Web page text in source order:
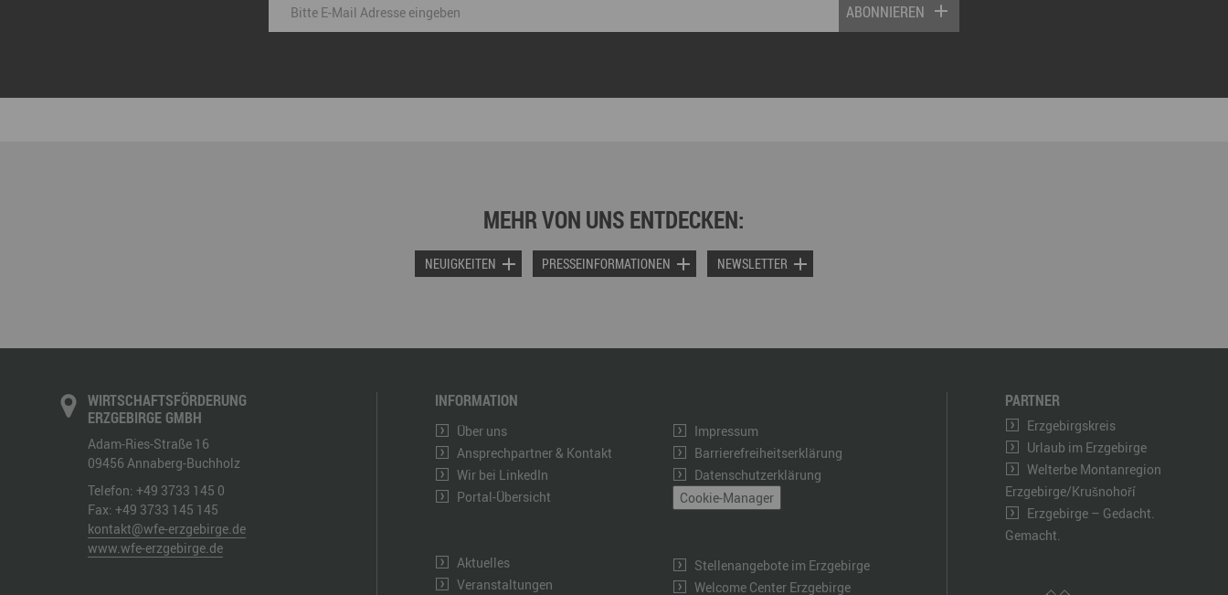
ABONNIEREN
MEHR VON UNS ENTDECKEN:
NEUIGKEITEN PRESSEINFORMATIONEN NEWSLETTER
WIRTSCHAFTSFÖRDERUNG
ERZGEBIRGE GMBH
Adam-Ries-Straße 16
09456 Annaberg-Buchholz
Telefon: +49 3733 145 0
Fax: +49 3733 145 145
kontakt@wfe-erzgebirge.de
www.wfe-erzgebirge.de
INFORMATION
Über uns
Ansprechpartner & Kontakt
Wir bei LinkedIn
Portal-Übersicht
Aktuelles
Veranstaltungen
Impressum
Barrierefreiheitserklärung
Datenschutzerklärung
Cookie-Manager
Stellenangebote im Erzgebirge
Welcome Center Erzgebirge
PARTNER
Erzgebirgskreis
Urlaub im Erzgebirge
Welterbe Montanregion
Erzgebirge/Krušnohoří
Erzgebirge – Gedacht.
Gemacht.